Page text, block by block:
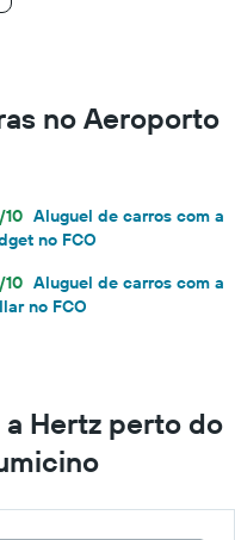
no Aeroporto
10 Aluguel de carros com a
no FCO
10 Aluguel de carros com a
no FCO
Hertz perto do